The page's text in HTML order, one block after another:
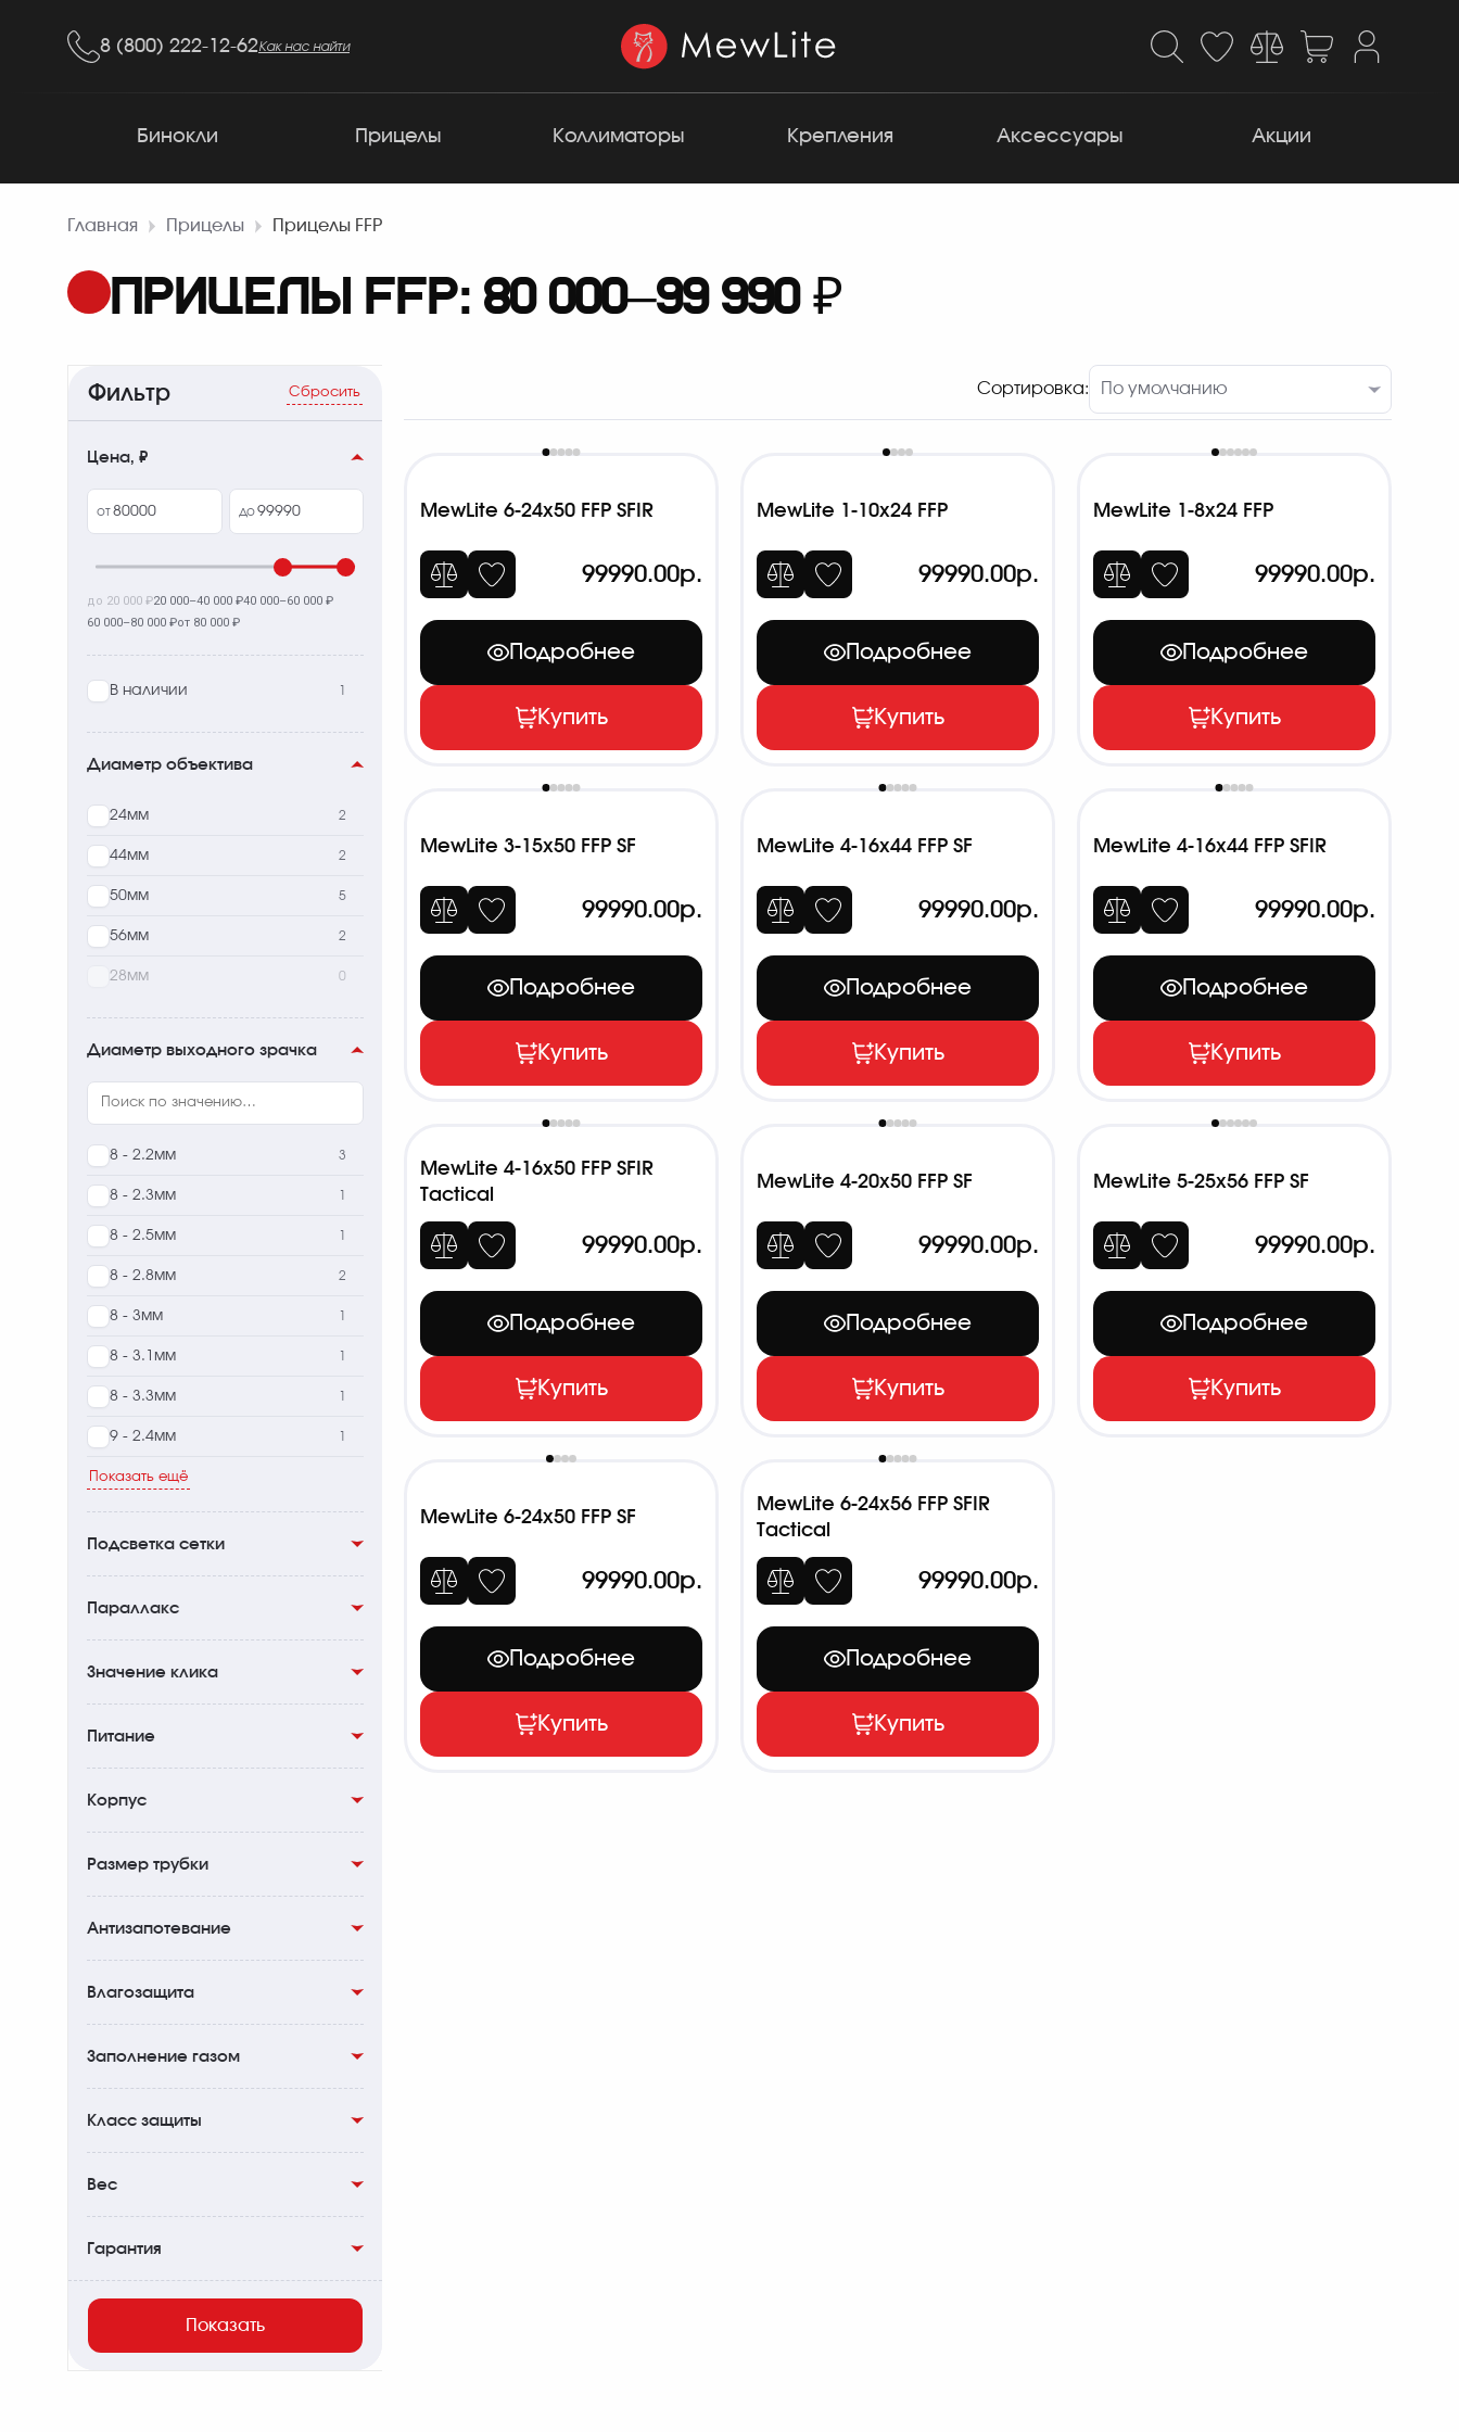
8 (800) 222-12-62Как нас найти
Бинокли Прицелы Коллиматоры Крепления Аксессуары Акции
Главная Прицелы Прицелы FFP
ПРИЦЕЛЫ FFP: 80 000–99 990 ₽
Фильтр Сбросить
Цена, ₽
от до
до 20 000 ₽20 000–40 000 ₽40 000–60 000 ₽
60 000–80 000 ₽от 80 000 ₽
В наличии 1
Диаметр объектива
24мм 2
44мм 2
50мм 5
56мм 2
28мм 0
Диаметр выходного зрачка
8 - 2.2мм 3
8 - 2.3мм 1
8 - 2.5мм 1
8 - 2.8мм 2
8 - 3мм 1
8 - 3.1мм 1
8 - 3.3мм 1
9 - 2.4мм 1
Показать ещё
Подсветка сетки
Параллакс
От 9.1м до бесконечности
Значение клика
0.1 MRAD
Питание
Корпус
Размер трубки
Антизапотевание
Влагозащита
Заполнение газом
Класс защиты
Вес
Гарантия
Пожизненная 11
Показать
Сортировка:
MewLite 6-24x50 FFP SFIR
99990.00р.
Подробнее
Купить
MewLite 1-10x24 FFP
99990.00р.
Подробнее
Купить
MewLite 1-8x24 FFP
99990.00р.
Подробнее
Купить
MewLite 3-15x50 FFP SF
99990.00р.
Подробнее
Купить
MewLite 4-16x44 FFP SF
99990.00р.
Подробнее
Купить
MewLite 4-16x44 FFP SFIR
99990.00р.
Подробнее
Купить
MewLite 4-16x50 FFP SFIR
Tactical
99990.00р.
Подробнее
Купить
MewLite 4-20x50 FFP SF
99990.00р.
Подробнее
Купить
MewLite 5-25x56 FFP SF
99990.00р.
Подробнее
Купить
MewLite 6-24x50 FFP SF
99990.00р.
Подробнее
Купить
MewLite 6-24x56 FFP SFIR
Tactical
99990.00р.
Подробнее
Купить